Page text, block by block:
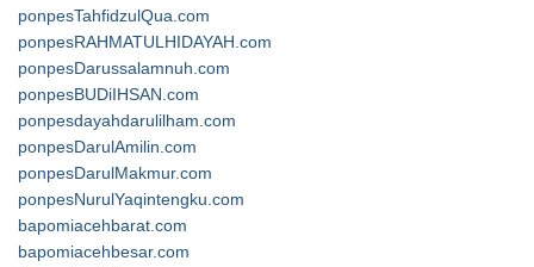
ponpesTahfidzulQua.com
ponpesRAHMATULHIDAYAH.com
ponpesDarussalamnuh.com
ponpesBUDiIHSAN.com
ponpesdayahdarulilham.com
ponpesDarulAmilin.com
ponpesDarulMakmur.com
ponpesNurulYaqintengku.com
bapomiacehbarat.com
bapomiacehbesar.com